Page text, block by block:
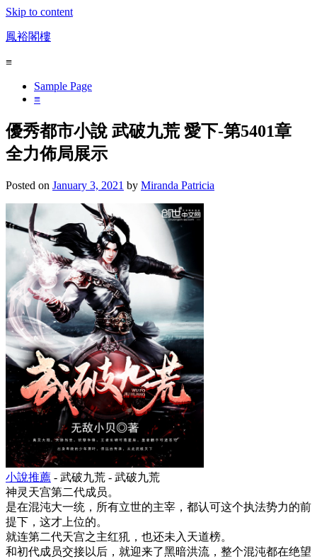
Skip to content
鳳裕閣樓
≡
Sample Page
≡
優秀都市小說 武破九荒 愛下-第5401章
全力佈局展示
Posted on January 3, 2021 by Miranda Patricia
小說推薦 - 武破九荒 - 武破九荒
神灵天宫第二代成员。
是在混沌大一统，所有立世的主宰，都认可这个执法势力的前
提下，这才上位的。
就连第二代天宫之主红犼，也还未入天道榜。
和初代成员交接以后，就迎来了黑暗洪流，整个混沌都在绝望